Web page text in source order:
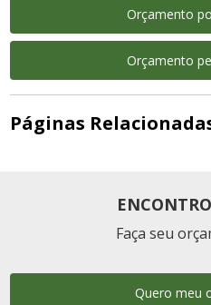
Orçamento
Orçamento
Páginas
Faça seu
Quero meu